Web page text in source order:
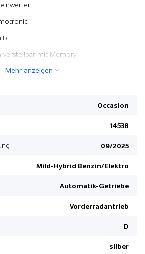
verstellbar mit Memory
mit Längsschliff
Auto
Mehr anzeigen
Occasion
14538
09/2025
Mild-Hybrid Benzin/Elektro
Automatik-Getriebe
Vorderradantrieb
D
silber